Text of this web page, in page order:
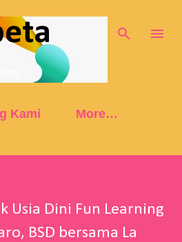
to main content
Kami More…
Usia Dini Fun Learning
BSD bersama La